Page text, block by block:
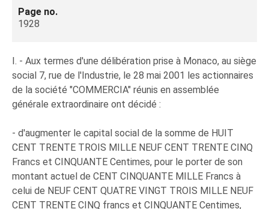
Page no.
1928
I. - Aux termes d'une délibération prise à Monaco, au siège
social 7, rue de l'Industrie, le 28 mai 2001 les actionnaires
de la société "COMMERCIA" réunis en assemblée
générale extraordinaire ont décidé :
- d'augmenter le capital social de la somme de HUIT
CENT TRENTE TROIS MILLE NEUF CENT TRENTE CINQ
Francs et CINQUANTE Centimes, pour le porter de son
montant actuel de CENT CINQUANTE MILLE Francs à
celui de NEUF CENT QUATRE VINGT TROIS MILLE NEUF
CENT TRENTE CINQ francs et CINQUANTE Centimes,